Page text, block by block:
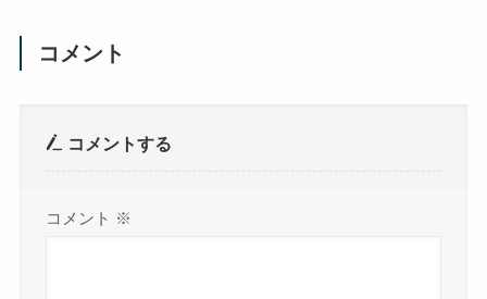
コメント
コメントする
コメント ※